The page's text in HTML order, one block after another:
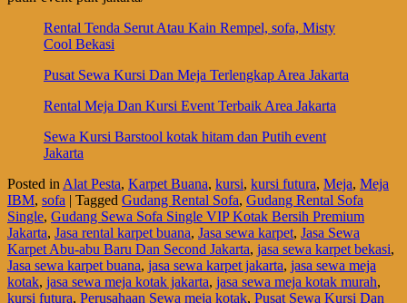
Rental Tenda Serut Atau Kain Rempel, sofa, Misty
Cool Bekasi
Pusat Sewa Kursi Dan Meja Terlengkap Area Jakarta
Rental Meja Dan Kursi Event Terbaik Area Jakarta
Sewa Kursi Barstool kotak hitam dan Putih event
Jakarta
Posted in Alat Pesta, Karpet Buana, kursi, kursi futura, Meja, Meja
IBM, sofa | Tagged Gudang Rental Sofa, Gudang Rental Sofa
Single, Gudang Sewa Sofa Single VIP Kotak Bersih Premium
Jakarta, Jasa rental karpet buana, Jasa sewa karpet, Jasa Sewa
Karpet Abu-abu Baru Dan Second Jakarta, jasa sewa karpet bekasi,
Jasa sewa karpet buana, jasa sewa karpet jakarta, jasa sewa meja
kotak, jasa sewa meja kotak jakarta, jasa sewa meja kotak murah,
kursi futura, Perusahaan Sewa meja kotak, Pusat Sewa Kursi Dan